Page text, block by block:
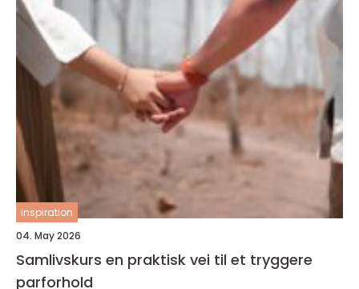
inspiration
04. May 2026
Samlivskurs en praktisk vei til et tryggere
parforhold